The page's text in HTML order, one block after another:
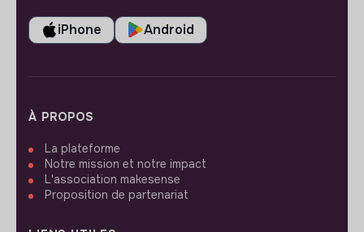
iPhone Android
À PROPOS
La plateforme
Notre mission et notre impact
L'association makesense
Proposition de partenariat